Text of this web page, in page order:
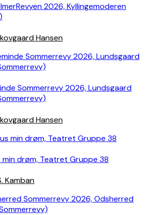
2026, Kyllingemoderen
Hansen
Sommerrevy 2026, Lundsgaard
Hansen
min drøm, Teatret Gruppe 38
Kamban